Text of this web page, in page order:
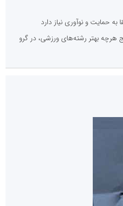
به حمایت و نوآوری نیاز دارد
بهتر رشته‌های ورزشی، در گرو